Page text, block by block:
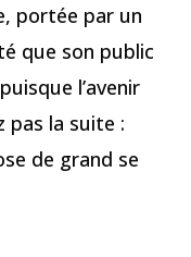
portée par un
que son public
l’avenir
pas la suite :
de grand se